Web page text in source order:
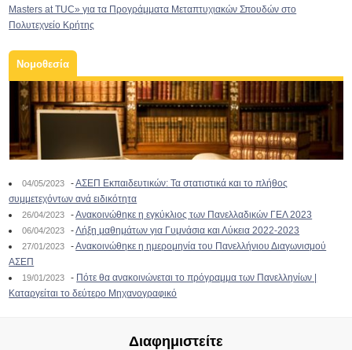
Masters at TUC» για τα Προγράμματα Μεταπτυχιακών Σπουδών στο
Πολυτεχνείο Κρήτης
Νομοθεσία
04/05/2023 -ΑΣΕΠ Εκπαιδευτικών: Τα στατιστικά και το πλήθος
συμμετεχόντων ανά ειδικότητα
26/04/2023 -Ανακοινώθηκε η εγκύκλιος των Πανελλαδικών ΓΕΛ 2023
06/04/2023 -Λήξη μαθημάτων για Γυμνάσια και Λύκεια 2022-2023
27/01/2023 -Ανακοινώθηκε η ημερομηνία του Πανελλήνιου Διαγωνισμού
ΑΣΕΠ
19/01/2023 - Πότε θα ανακοινώνεται το πρόγραμμα των Πανελληνίων |
Καταργείται το δεύτερο Μηχανογραφικό
Διαφημιστείτε